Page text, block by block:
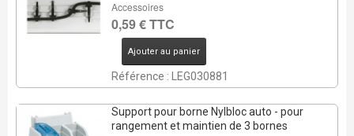
Accessoires
0,59 € TTC
Ajouter au panier
Référence : LEG030881
Support pour borne Nylbloc auto - pour
rangement et maintien de 3 bornes